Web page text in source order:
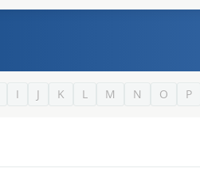
I J K L M N O P